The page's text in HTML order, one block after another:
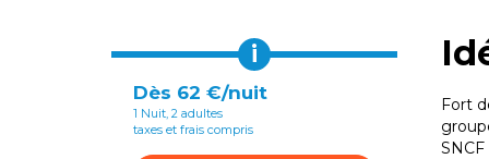
i
Dès 62 €/nuit
1 Nuit, 2 adultes
taxes et frais compris
Fort